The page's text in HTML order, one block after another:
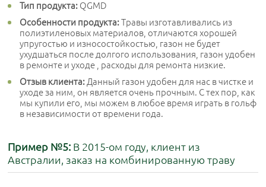
Тип продукта: QGMD
Особенности продукта:Травы изготавливались из
полиэтиленовых материалов, отличаются хорошей
упругостью и износостойкостью, газон не будет
ухудшаться после долгого использования, газон удобен
в ремонте и уходе , расходы для ремонта низкие.
Отзыв клиента: Данный газон удобен для нас в чистке и
уходе за ним, он является очень прочным. С тех пор, как
мы купили его, мы можем в любое время играть в гольф
в независимости от времени года.
Пример №5: В 2015-ом году, клиент из
Австралии, заказ на комбинированную траву